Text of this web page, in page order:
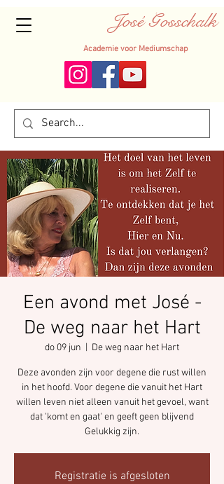
José Gosschalk
Academie voor Mediumschap
Een avond met José -
De weg naar het Hart
do 09 jun De weg naar het Hart
Deze avonden zijn voor degene die rust willen
in het hoofd. Voor degene die vanuit het Hart
willen leven niet alleen vanuit het gevoel, want
dat 'komt en gaat' en geeft geen blijvend
Registratie is afgesloten